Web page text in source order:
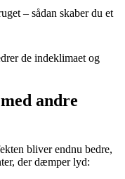
– sådan skaber du et
de indeklimaet og
andre
bliver endnu bedre,
der dæmper lyd: